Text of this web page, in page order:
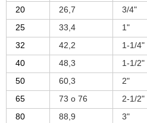
20
26,7 3/4"
25
33,4 1"
32
42,2 1-1/4"
40
48,3 1-1/2"
50
60,3 2"
65
73 o 76 2-1/2"
80
88,9 3"